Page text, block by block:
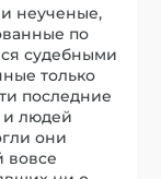
неученые,
по
судебными
только
последние
и людей
они
вовсе